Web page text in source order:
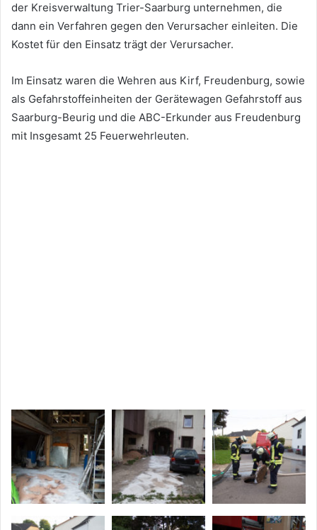
der Kreisverwaltung Trier-Saarburg unternehmen, die
dann ein Verfahren gegen den Verursacher einleiten. Die
Kostet für den Einsatz trägt der Verursacher.
Im Einsatz waren die Wehren aus Kirf, Freudenburg, sowie
als Gefahrstoffeinheiten der Gerätewagen Gefahrstoff aus
Saarburg-Beurig und die ABC-Erkunder aus Freudenburg
mit Insgesamt 25 Feuerwehrleuten.